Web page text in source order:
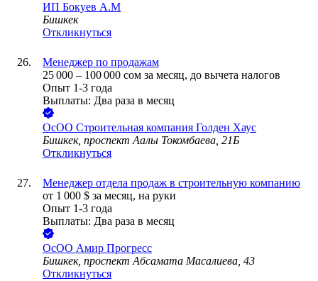
ИП Бокуев А.М
Бишкек
Откликнуться
Менеджер по продажам
25 000 – 100 000 сом за месяц, до вычета налогов
Опыт 1-3 года
Выплаты: Два раза в месяц
ОсОО Строительная компания Голден Хаус
Бишкек, проспект Аалы Токомбаева, 21Б
Откликнуться
Менеджер отдела продаж в строительную компанию
от 1 000 $ за месяц, на руки
Опыт 1-3 года
Выплаты: Два раза в месяц
ОсОО Амир Прогресс
Бишкек, проспект Абсамата Масалиева, 43
Откликнуться